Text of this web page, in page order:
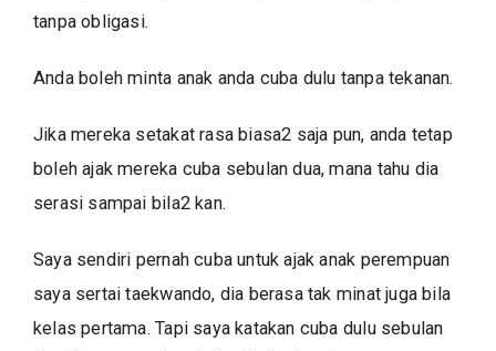
tanpa obligasi.
Anda boleh minta anak anda cuba dulu tanpa tekanan.
Jika mereka setakat rasa biasa2 saja pun, anda tetap
boleh ajak mereka cuba sebulan dua, mana tahu dia
serasi sampai bila2 kan.
Saya sendiri pernah cuba untuk ajak anak perempuan
saya sertai taekwando, dia berasa tak minat juga bila
kelas pertama. Tapi saya katakan cuba dulu sebulan